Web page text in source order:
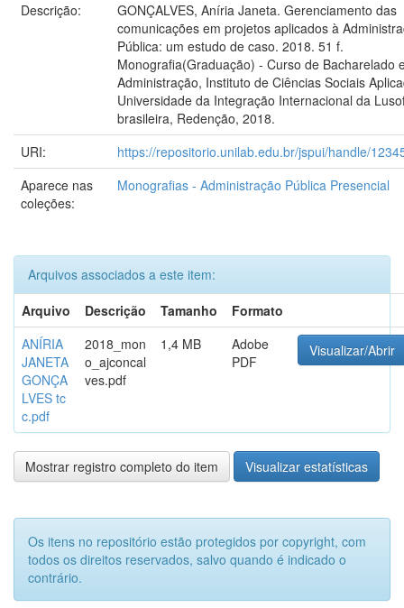
Descrição:
GONÇALVES, Aníria Janeta. Gerenciamento das
comunicações em projetos aplicados à
Pública: um estudo de caso. 2018. 51 f.
Monografia(Graduação) - Curso de Bacharelado
Administração, Instituto de Ciências Sociais
Universidade da Integração Internacional da
brasileira, Redenção, 2018.
URI:
https://repositorio.unilab.edu.br/jspui/handle/
Aparece nas
coleções:
Monografias - Administração Pública Presencial
Arquivos associados a este item:
Arquivo
Descrição Tamanho
Formato
ANÍRIA
JANETA
GONÇA
LVES tc
c.pdf
2018_mon
o_ajconcal
ves.pdf
1,4 MB
Adobe
PDF
Visualizar/Abrir
Mostrar registro completo do item Visualizar estatísticas
Os itens no repositório estão protegidos por copyright, com
todos os direitos reservados, salvo quando é indicado o
contrário.